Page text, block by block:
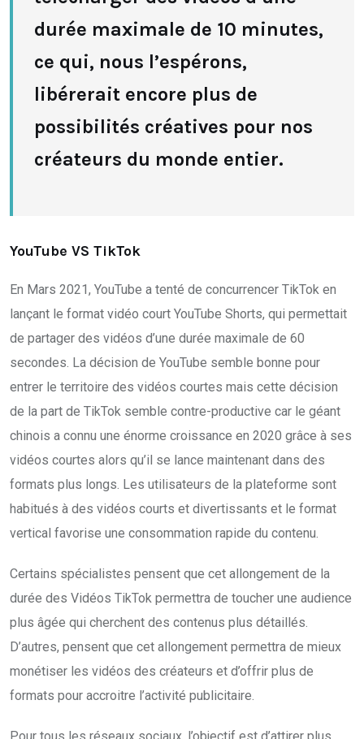
durée maximale de 10 minutes,
ce qui, nous l’espérons,
libérerait encore plus de
possibilités créatives pour nos
créateurs du monde entier.
YouTube VS TikTok
En Mars 2021, YouTube a tenté de concurrencer TikTok en
lançant le format vidéo court YouTube Shorts, qui permettait
de partager des vidéos d’une durée maximale de 60
secondes. La décision de YouTube semble bonne pour
entrer le territoire des vidéos courtes mais cette décision
de la part de TikTok semble contre-productive car le géant
chinois a connu une énorme croissance en 2020 grâce à ses
vidéos courtes alors qu’il se lance maintenant dans des
formats plus longs. Les utilisateurs de la plateforme sont
habitués à des vidéos courts et divertissants et le format
vertical favorise une consommation rapide du contenu.
Certains spécialistes pensent que cet allongement de la
durée des Vidéos TikTok permettra de toucher une audience
plus âgée qui cherchent des contenus plus détaillés.
D’autres, pensent que cet allongement permettra de mieux
monétiser les vidéos des créateurs et d’offrir plus de
formats pour accroitre l’activité publicitaire.